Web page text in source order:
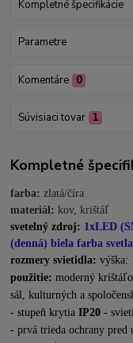
Kompletné špecifikácie
Parametre
Komentáre 0
Súvisiaci tovar 1
Kompletné
farba: zlatá/číra
materiál: kov, krištáľ
svetelný zdroj: 1xLED
(denná) biela farba svetla
rozmery svietidla: výška:
použitie: moderný
sál, kulturných a
- stupeň krytiaIP20-
- prvá trieda ochrany